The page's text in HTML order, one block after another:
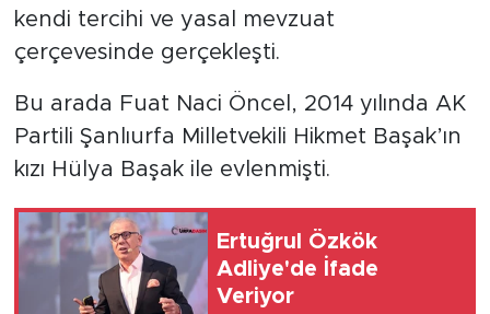
kendi tercihi ve yasal mevzuat
çerçevesinde gerçekleşti.
Bu arada Fuat Naci Öncel, 2014 yılında AK
Partili Şanlıurfa Milletvekili Hikmet Başak’ın
kızı Hülya Başak ile evlenmişti.
Ertuğrul Özkök
Adliye'de İfade
Veriyor